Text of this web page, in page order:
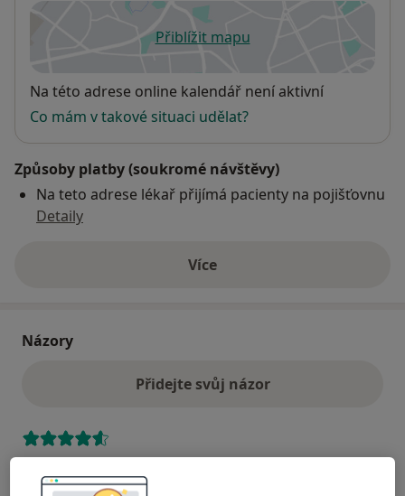
Přiblížit mapuse otevře v nové záložce
Dostupnost
Na této adrese online kalendář není aktivní
Co mám v takové situaci udělat?
Způsoby platby (soukromé návštěvy)
Na teto adrese lékař přijímá pacienty na pojišťovnu
Detaily
Víceo adrese
Názory
Přidejte svůj názor
51 názorů